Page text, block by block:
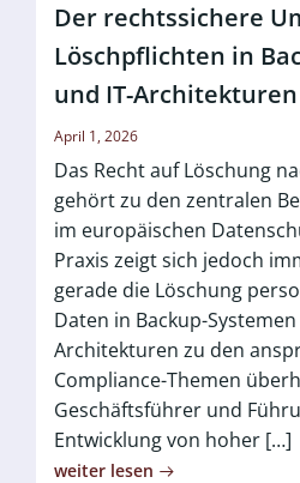
Der rechtssichere
Löschpflichten in
und IT-Architekturen
April 1, 2026
Das Recht auf Löschung
gehört zu den zentralen
im europäischen
Praxis zeigt sich jedoch
gerade die Löschung
Daten in Backup-
Architekturen zu den
Compliance-Themen
Geschäftsführer und
Entwicklung von hoher […]
weiter lesen